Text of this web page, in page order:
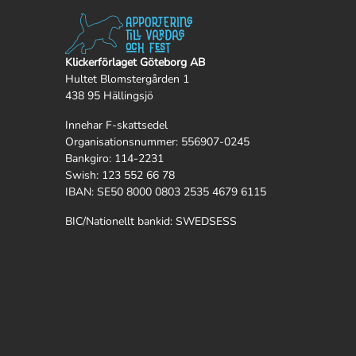
Klickerförlaget Göteborg AB
Hultet Blomstergården 1
438 95 Hällingsjö
Innehar F-skattsedel
Organisationsnummer: 556907-0245
Bankgiro: 114-2231
Swish: 123 552 66 78
IBAN: SE50 8000 0803 2535 4679 6115
BIC/Nationellt bankid: SWEDSESS